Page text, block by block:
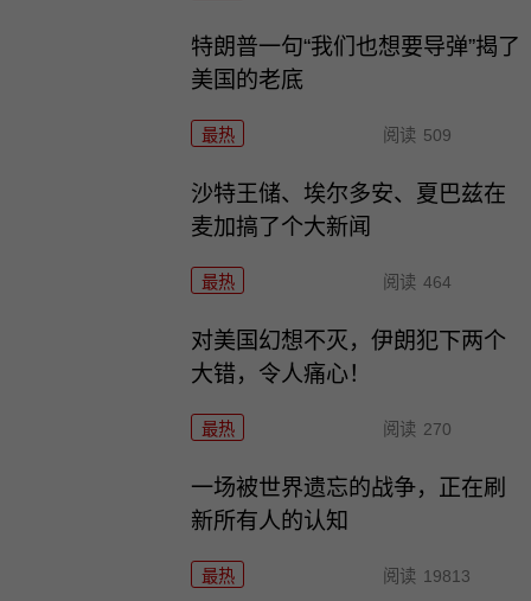
特朗普一句“我们也想要导弹”揭了
美国的老底
最热 阅读 509
沙特王储、埃尔多安、夏巴兹在
麦加搞了个大新闻
最热 阅读 464
对美国幻想不灭，伊朗犯下两个
大错，令人痛心！
最热 阅读 270
一场被世界遗忘的战争，正在刷
新所有人的认知
最热 阅读 19813